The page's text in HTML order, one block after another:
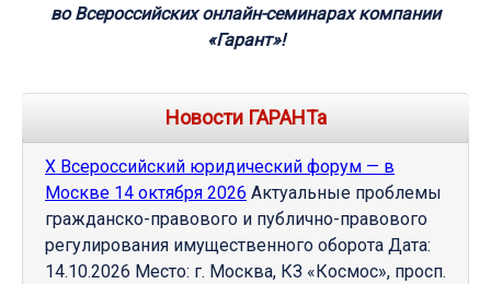
во Всероссийских онлайн-семинарах компании
«Гарант»!
Новости ГАРАНТа
Х Всероссийский юридический форум — в
Москве 14 октября 2026 Актуальные проблемы
гражданско-правового и публично-правового
регулирования имущественного оборота Дата:
14.10.2026 Место: г. Москва, КЗ «Космос», просп.